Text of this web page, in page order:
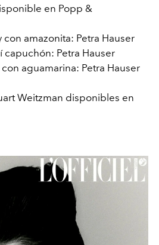
en Popp &
amazonita: Petra Hauser
Petra Hauser
aguamarina: Petra Hauser
Weitzman disponibles en